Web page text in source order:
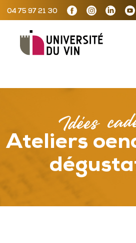
04 75 97 21 30
Idées
Ateliers